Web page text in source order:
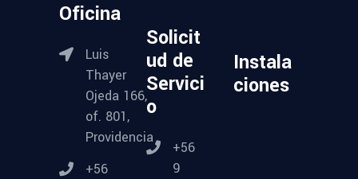
Oficina
Luis
Thayer
Ojeda 166,
of. 801,
Providencia
+56
Solicit
ud de
Servici
o
+56
9
Instala
ciones